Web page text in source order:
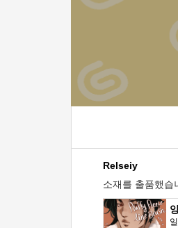
Relseiy
소재를 출품했습